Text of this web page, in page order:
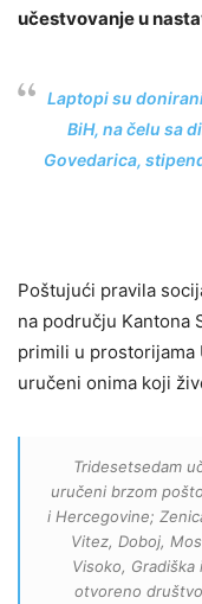
učestvovanje u
Laptopi su
BiH, na čelu sa
Govedarica,
Poštujući pravila
na području Kantona
primili u
uručeni onima koji
Tridesetsedam
uručeni brzom
i Hercegovine;
Vitez, Doboj,
Visoko, Gradiška
otvoreno